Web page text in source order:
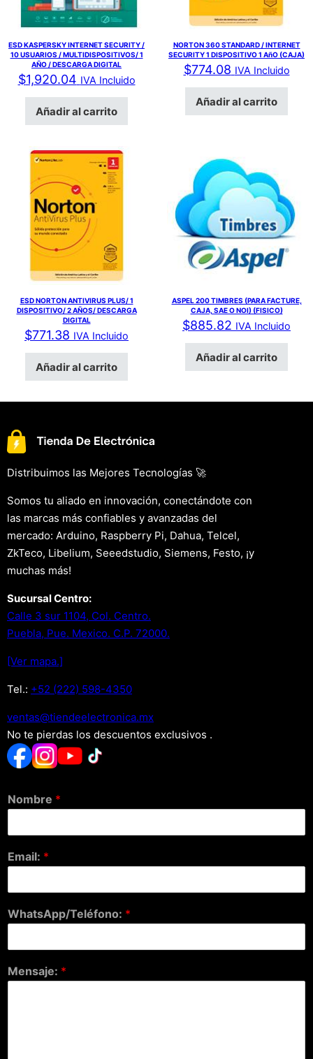
ESD KASPERSKY INTERNET SECURITY /
10 USUARIOS / MULTIDISPOSITIVOS/ 1
AÑO / DESCARGA DIGITAL
$1,920.04 IVA Incluido
Añadir al carrito
NORTON 360 STANDARD / INTERNET
SECURITY 1 DISPOSITIVO 1 AñO (CAJA)
$774.08 IVA Incluido
Añadir al carrito
ESD NORTON ANTIVIRUS PLUS/ 1
DISPOSITIVO/ 2 AÑOS/ DESCARGA
DIGITAL
$771.38 IVA Incluido
Añadir al carrito
ASPEL 200 TIMBRES (PARA FACTURE,
CAJA, SAE O NOI) (FISICO)
$885.82 IVA Incluido
Añadir al carrito
Distribuimos las Mejores Tecnologías 🚀
Somos tu aliado en innovación, conectándote con
las marcas más confiables y avanzadas del
mercado: Arduino, Raspberry Pi, Dahua, Telcel,
ZkTeco, Libelium, Seeedstudio, Siemens, Festo, ¡y
muchas más!
Sucursal Centro:
Calle 3 sur 1104, Col. Centro.
Puebla, Pue. Mexico. C.P. 72000.
[Ver mapa.]
Tel.: +52 (222) 598-4350
xm.acinortceleedneit@satnev
No te pierdas los descuentos exclusivos .
Nombre *
Email: *
WhatsApp/Teléfono: *
Mensaje: *